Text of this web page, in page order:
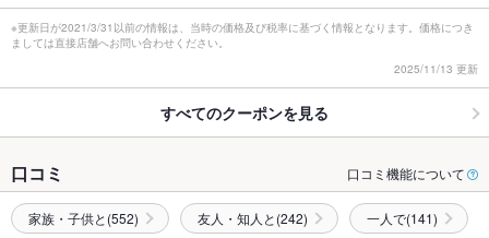
※更新日が2021/3/31以前の情報は、当時の価格及び税率に基づく情報となります。価格につき
ましては直接店舗へお問い合わせください。
2025/11/13 更新
すべてのクーポンを見る
口コミ 口コミ機能について
家族・子供と(552) 友人・知人と(242) 一人で(141)